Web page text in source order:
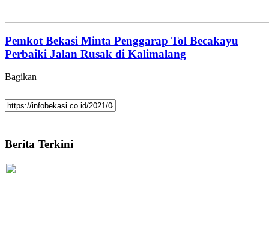
Pemkot Bekasi Minta Penggarap Tol Becakayu
Perbaiki Jalan Rusak di Kalimalang
Bagikan
Berita Terkini